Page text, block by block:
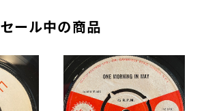
セール中の商品